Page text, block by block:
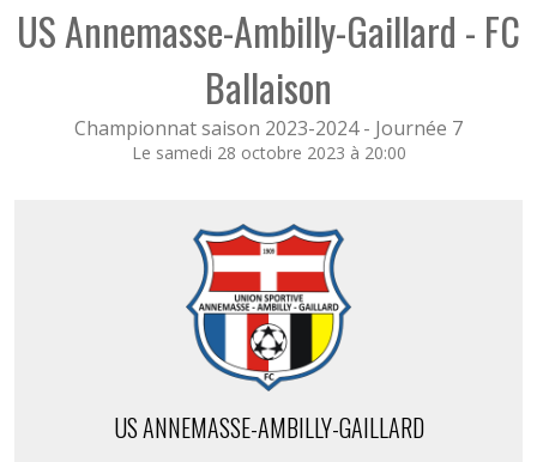
US Annemasse-Ambilly-Gaillard - FC
Ballaison
Championnat saison 2023-2024 - Journée 7
Le samedi 28 octobre 2023 à 20:00
US ANNEMASSE-AMBILLY-GAILLARD